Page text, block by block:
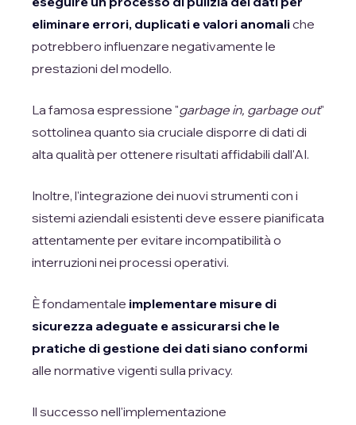
eliminare errori, duplicati e valori anomaliche
potrebbero influenzare negativamente le
prestazioni del modello.
La famosa espressione "garbage in, garbage out"
sottolinea quanto sia cruciale disporre di dati di
alta qualità per ottenere risultati affidabili dall'AI.
Inoltre, l'integrazione dei nuovi strumenti con i
sistemi aziendali esistenti deve essere pianificata
attentamente per evitare incompatibilità o
interruzioni nei processi operativi.
È fondamentale implementare misure di
sicurezza adeguate e assicurarsi che le
pratiche di gestione dei dati siano conformi
alle normative vigenti sulla privacy.
Il successo nell'implementazione